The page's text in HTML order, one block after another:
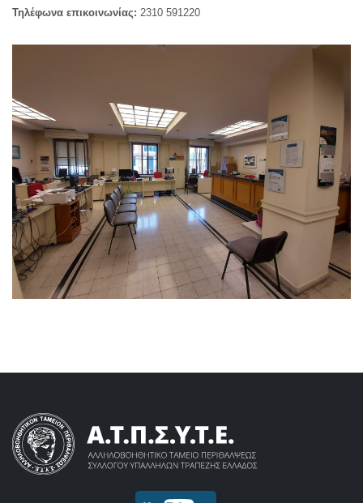
Τηλέφωνα επικοινωνίας: 2310 591220